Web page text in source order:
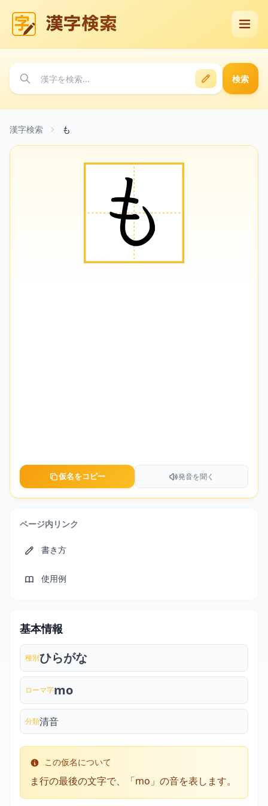
漢字検索
検索
漢字検索 も
仮名をコピー 発音を聞く
ページ内リンク
書き方
使用例
基本情報
種別ひらがな
ローマ字mo
分類清音
この仮名について
ま行の最後の文字で、「mo」の音を表します。